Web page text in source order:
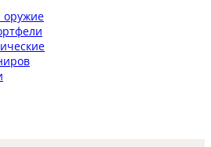
оружие